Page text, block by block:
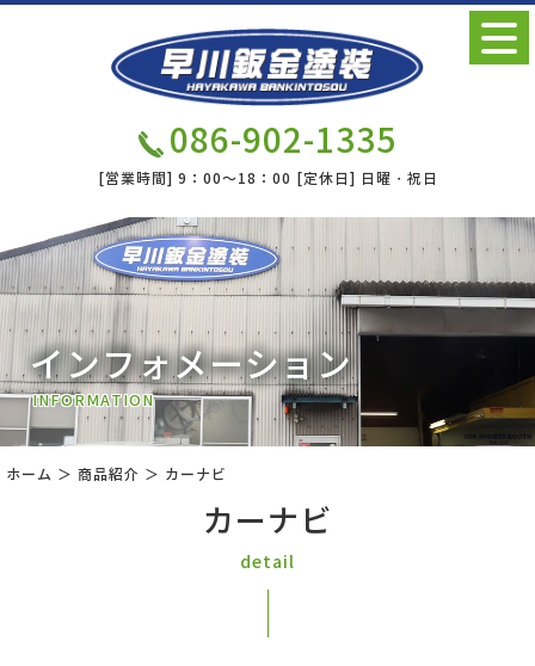
086-902-1335
[営業時間] 9：00～18：00 [定休日] 日曜・祝日
インフォメーション
INFORMATION
ホーム ＞ 商品紹介 ＞ カーナビ
カーナビ
detail